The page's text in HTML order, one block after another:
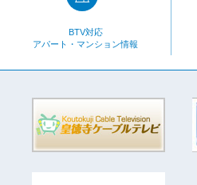
BTV対応
アパート・マンション情報